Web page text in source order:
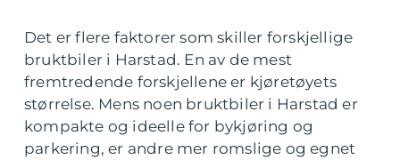
Det er flere faktorer som skiller forskjellige
bruktbiler i Harstad. En av de mest
fremtredende forskjellene er kjøretøyets
størrelse. Mens noen bruktbiler i Harstad er
kompakte og ideelle for bykjøring og
parkering, er andre mer romslige og egnet